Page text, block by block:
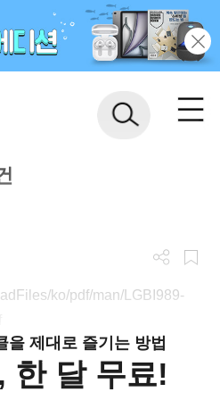
ko/pdf/man/LGBI989-
을 제대로 즐기는 방법
한 달 무료!